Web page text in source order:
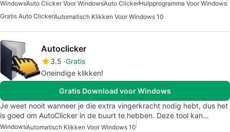
WindowsAuto Clicker Voor WindowsAuto ClickerHulpprogramma Voor Windows
Gratis Auto ClickerAutomatisch Klikken Voor Windows 10
Autoclicker
3.5 Gratis
Oneindige klikken!
Gratis Download voor Windows
Je weet nooit wanneer je die extra vingerkracht nodig hebt, dus het
is goed om AutoClicker in de buurt te hebben. Deze tool kan…
WindowsAutomatisch Klikken Voor Windows 10